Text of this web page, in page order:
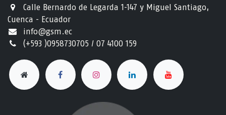
Calle Bernardo de Legarda 1-147 y Miguel Santiago,
Cuenca - Ecuador
info@gsm.ec​
(+593 )0958730705 / 07 4100 159